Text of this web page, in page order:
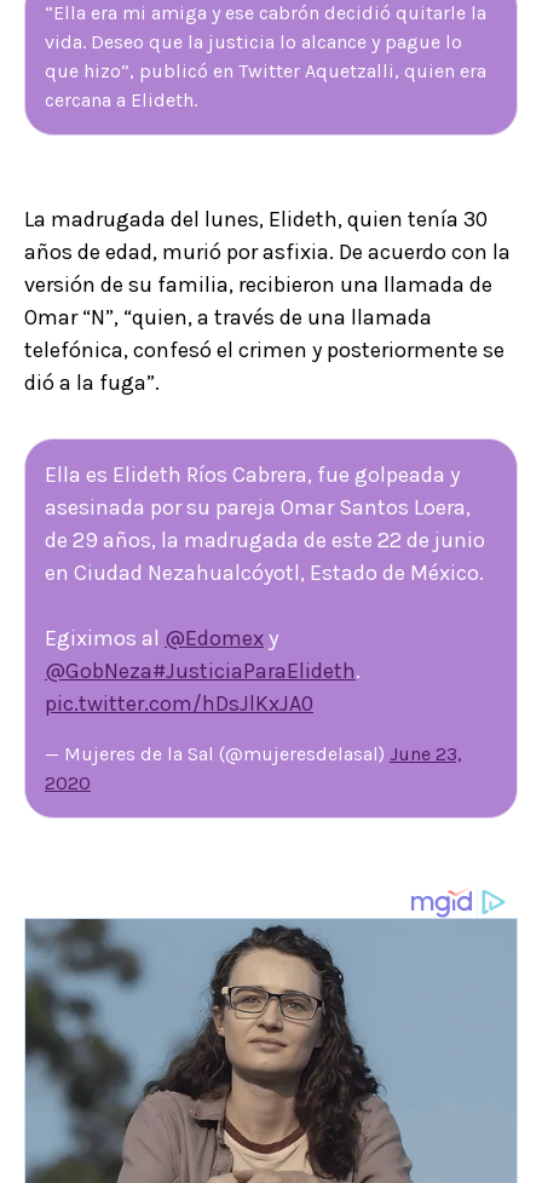
“Ella era mi amiga y ese cabrón decidió quitarle la
vida. Deseo que la justicia lo alcance y pague lo
que hizo”, publicó en Twitter Aquetzalli, quien era
cercana a Elideth.
La madrugada del lunes, Elideth, quien tenía 30
años de edad, murió por asfixia. De acuerdo con la
versión de su familia, recibieron una llamada de
Omar “N”, “quien, a través de una llamada
telefónica, confesó el crimen y posteriormente se
dió a la fuga”.
Ella es Elideth Ríos Cabrera, fue golpeada y
asesinada por su pareja Omar Santos Loera,
de 29 años, la madrugada de este 22 de junio
en Ciudad Nezahualcóyotl, Estado de México.
Egiximos al @Edomexy
@GobNeza#JusticiaParaElideth.
pic.twitter.com/hDsJlKxJA0
— Mujeres de la Sal (@mujeresdelasal) June 23,
2020